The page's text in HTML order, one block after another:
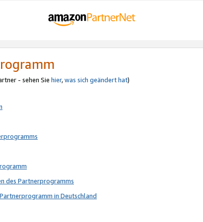
- sehen Sie hier,was sich geändert hat)
des Partnerprogramms
in Deutschland